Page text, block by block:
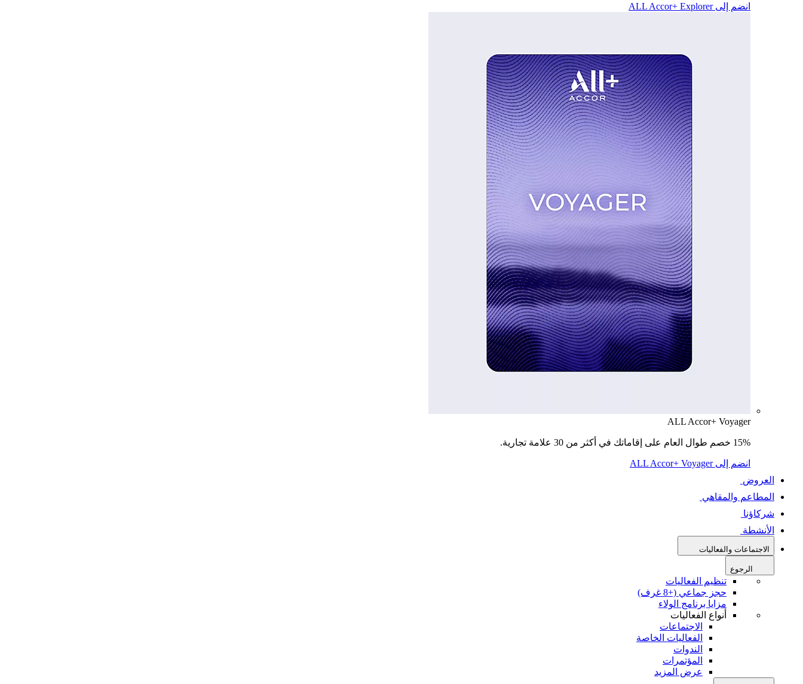
انضم إلى ALL Accor+ Explorer
ALL Accor+ Voyager
15% خصم طوال العام على إقاماتك في أكثر من 30 علامة تجارية.
انضم إلى ALL Accor+ Voyager
العروض
المطاعم والمقاهي
شركاؤنا
الأنشطة
الاجتماعات والفعاليات
الرجوع
تنظيم الفعاليات
حجز جماعي (+8 غرف)
مزايا برنامج الولاء
أنواع الفعاليات
الاجتماعات
الفعاليات الخاصة
الندوات
المؤتمرات
عرض المزيد